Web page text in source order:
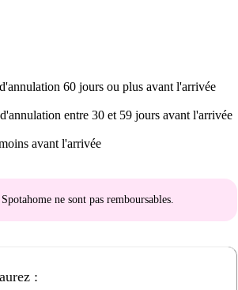
60 jours ou plus avant l'arrivée
entre 30 et 59 jours avant l'arrivée
avant l'arrivée
ne sont pas remboursables.
: